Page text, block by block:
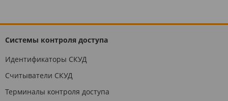
Системы контроля доступа
Идентификаторы СКУД
Считыватели СКУД
Терминалы контроля доступа